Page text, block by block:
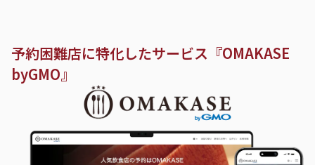
予約困難店に特化したサービス『OMAKASE
byGMO』